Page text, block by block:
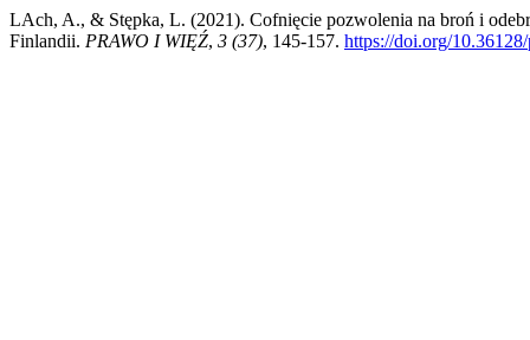
LAch, A., & Stępka, L. (2021). Cofnięcie pozwolenia na broń i
Finlandii. PRAWO I WIĘŹ, 3 (37), 145-157. https://doi.org/